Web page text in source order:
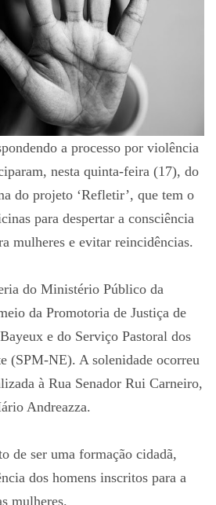
a processo por violência
nesta quinta-feira (17), do
do projeto ‘Refletir’, que tem o
para despertar a consciência
mulheres e evitar reincidências.
do Ministério Público da
da Promotoria de Justiça de
e do Serviço Pastoral dos
(SPM-NE). A solenidade ocorreu
à Rua Senador Rui Carneiro,
Andreazza.
de ser uma formação cidadã,
dos homens inscritos para a
mulheres.